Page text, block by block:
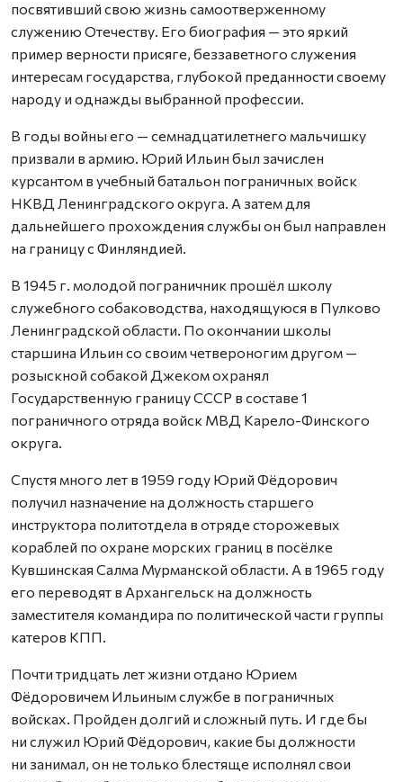
посвятивший свою жизнь самоотверженному
служению Отечеству. Его биография — это яркий
пример верности присяге, беззаветного служения
интересам государства, глубокой преданности своему
народу и однажды выбранной профессии.
В годы войны его — семнадцатилетнего мальчишку
призвали в армию. Юрий Ильин был зачислен
курсантом в учебный батальон пограничных войск
НКВД Ленинградского округа. А затем для
дальнейшего прохождения службы он был направлен
на границу с Финляндией.
В 1945 г. молодой пограничник прошёл школу
служебного собаководства, находящуюся в Пулково
Ленинградской области. По окончании школы
старшина Ильин со своим четвероногим другом —
розыскной собакой Джеком охранял
Государственную границу СССР в составе 1
пограничного отряда войск МВД Карело-Финского
округа.
Спустя много лет в 1959 году Юрий Фёдорович
получил назначение на должность старшего
инструктора политотдела в отряде сторожевых
кораблей по охране морских границ в посёлке
Кувшинская Салма Мурманской области. А в 1965 году
его переводят в Архангельск на должность
заместителя командира по политической части группы
катеров КПП.
Почти тридцать лет жизни отдано Юрием
Фёдоровичем Ильиным службе в пограничных
войсках. Пройден долгий и сложный путь. И где бы
ни служил Юрий Фёдорович, какие бы должности
ни занимал, он не только блестяще исполнял свои